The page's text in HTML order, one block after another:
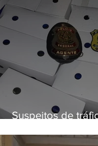
Suspeitos de
aves